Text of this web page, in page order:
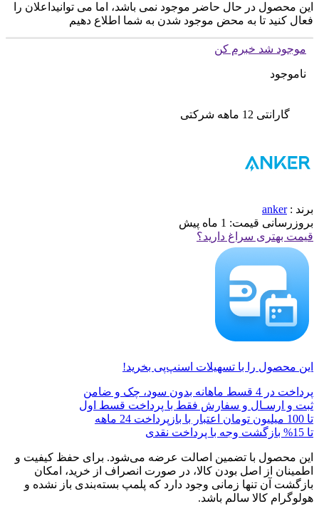
این محصول در حال حاضر موجود نمی باشد، اما می توانیداعلان را
فعال کنید تا به محض موجود شدن به شما اطلاع دهیم
موجود شد خبرم کن
ناموجود
گارانتی 12 ماهه شرکتی
برند :anker
بروزرسانی قیمت: 1 ماه پیش
قیمت بهتری سراغ دارید؟
این محصول را با تسهیلات اسنپ‌پی بخرید!
پرداخت در 4 قسط ماهانه بدون سود، چک و ضامن
ثبت و ارسـال و سفارش فقط با پرداخت قسط اول
تا 100 میلیون تومان اعتبار با بازپرداخت 24 ماهه
تا 15% بازگشت وجه با پرداخت نقدی
این محصول با تضمین اصالت عرضه می‌شود. برای حفظ کیفیت و
اطمینان از اصل بودن کالا، در صورت انصراف از خرید، امکان
بازگشت آن تنها زمانی وجود دارد که پلمپ بسته‌بندی باز نشده و
هولوگرام کالا سالم باشد.